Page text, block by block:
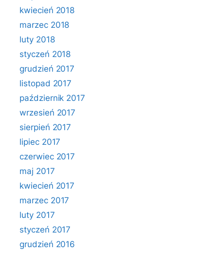
kwiecień 2018
marzec 2018
luty 2018
styczeń 2018
grudzień 2017
listopad 2017
październik 2017
wrzesień 2017
sierpień 2017
lipiec 2017
czerwiec 2017
maj 2017
kwiecień 2017
marzec 2017
luty 2017
styczeń 2017
grudzień 2016